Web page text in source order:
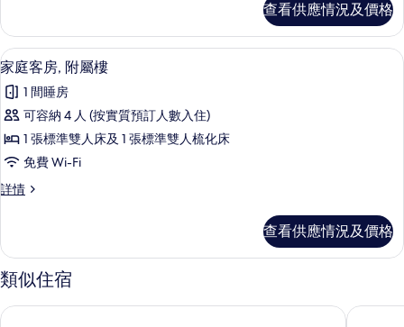
附
屬
樓
的
相
片
屬
樓
詳
情
查看供應情況及價格
載
入
所
有
家
客
附
屬
樓
的
家庭客房, 附屬樓 | 隔音、免費 Wi-Fi、
4
家庭客房, 附屬樓
1 間睡房
可容納 4 人 (按實質預訂人數入住)
1 張標準雙人床及 1 張標準雙人梳化床
免費 Wi-Fi
詳情
家
附
屬
樓
情
查看供應情況及價格
類似住宿
林肯大廈酒店 加的夫